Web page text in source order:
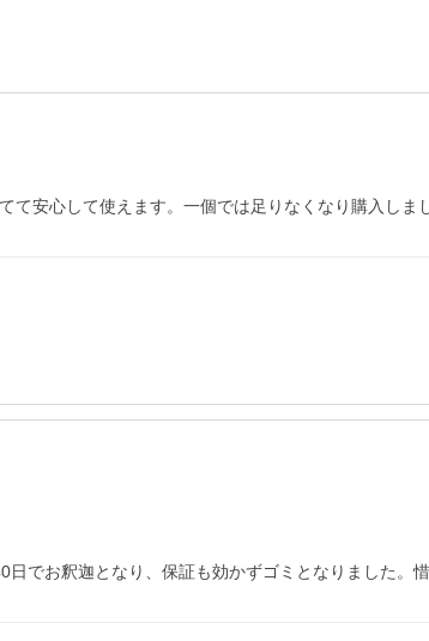
安心して使えます。一個では足りなくなり購入しま
でお釈迦となり、保証も効かずゴミとなりました。惜